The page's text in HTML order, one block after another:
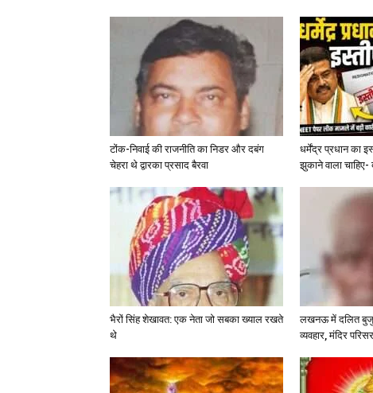
टोंक-निवाई की राजनीति का निडर और दबंग
चेहरा थे द्वारका प्रसाद बैरवा
धर्मेंद्र प्रधान का
झुकाने वाला चाहिए-
भैरों सिंह शेखावत: एक नेता जो सबका ख्याल रखते
थे
लखनऊ में दलित
व्यवहार, मंदिर